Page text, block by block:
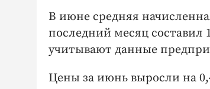
В июне средняя
последний месяц
учитывают данные
Цены за июнь выросли на